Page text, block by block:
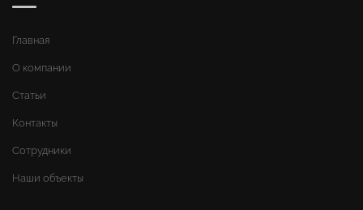
Главная
О компании
Статьи
Контакты
Сотрудники
Наши объекты